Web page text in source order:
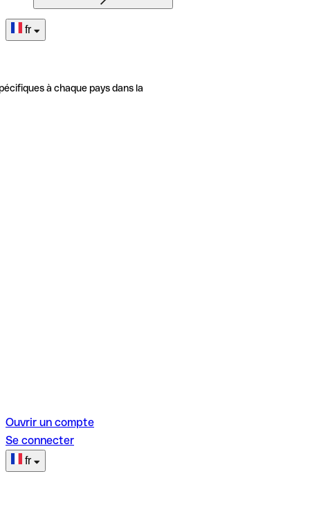
fr
à chaque pays dans la
Ouvrir un compte
Se connecter
fr